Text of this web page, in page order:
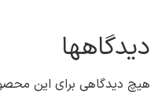
دیدگاهها
هیچ دیدگاهی برای این